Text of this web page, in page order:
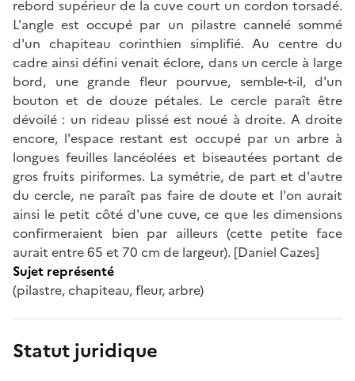
rebord supérieur de la cuve court un cordon torsadé.
L'angle est occupé par un pilastre cannelé sommé
d'un chapiteau corinthien simplifié. Au centre du
cadre ainsi défini venait éclore, dans un cercle à large
bord, une grande fleur pourvue, semble-t-il, d'un
bouton et de douze pétales. Le cercle paraît être
dévoilé : un rideau plissé est noué à droite. A droite
encore, l'espace restant est occupé par un arbre à
longues feuilles lancéolées et biseautées portant de
gros fruits piriformes. La symétrie, de part et d'autre
du cercle, ne paraît pas faire de doute et l'on aurait
ainsi le petit côté d'une cuve, ce que les dimensions
confirmeraient bien par ailleurs (cette petite face
aurait entre 65 et 70 cm de largeur). [Daniel Cazes]
Sujet représenté
(pilastre, chapiteau, fleur, arbre)
Statut juridique